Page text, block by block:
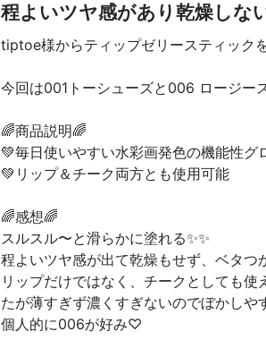
程よいツヤ感があり乾燥しな
tiptoe様からティップゼリースティック
今回は001トーシューズと006 ロージー
🌈商品説明🌈
💚毎日使いやすい水彩画発色の機能性グ
💚リップ＆チーク両方とも使用可能
🌈感想🌈
スルスル〜と滑らかに塗れる✨✨
程よいツヤ感が出て乾燥もせず、ベタつ
リップだけではなく、チークとしても
たが薄すぎず濃くすぎないのでぼかし
個人的に006が好み♡